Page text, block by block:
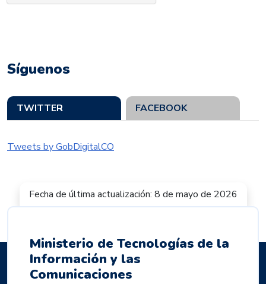
Síguenos
TWITTER FACEBOOK
Tweets by GobDigitalCO
Fecha de última actualización: 8 de mayo de 2026
Ministerio de Tecnologías de la
Información y las
Comunicaciones